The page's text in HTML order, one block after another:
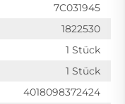
7C031945
1822530
1 Stück
1 Stück
4018098372424